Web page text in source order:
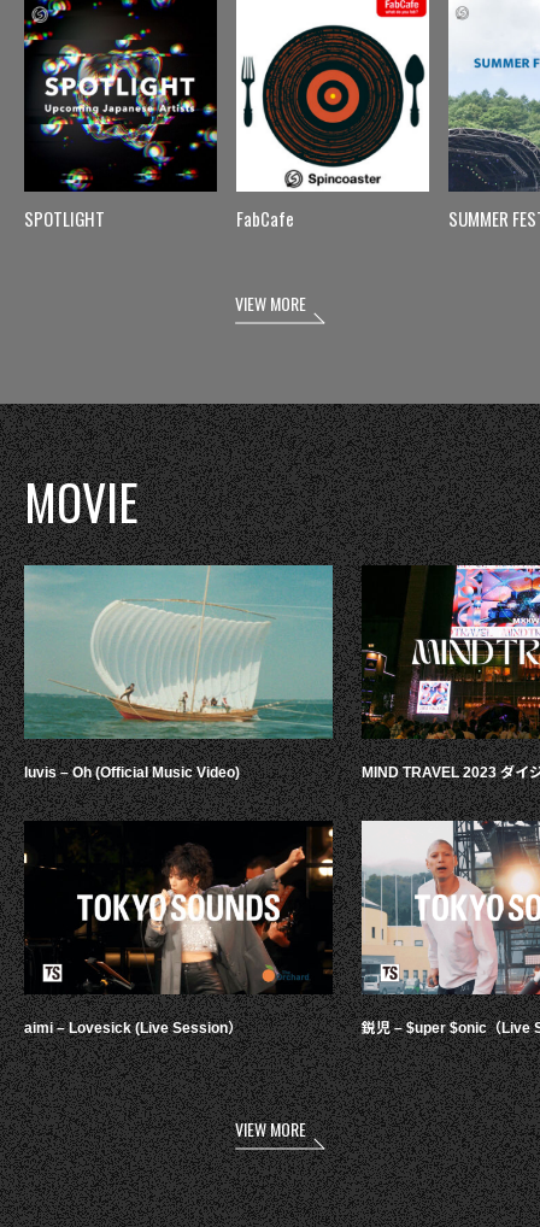
SPOTLIGHT FabCafe SUMMER
VIEW MORE
MOVIE
luvis – Oh (Official Music Video)
aimi – Lovesick (Live Session）
MIND TRAVEL 2023 ダイ
鋭児 – $uper $onic（Live
VIEW MORE